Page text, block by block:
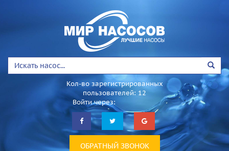
Кол-во зарегистрированных
пользователей: 12
Войти через:
ОБРАТНЫЙ ЗВОНОК